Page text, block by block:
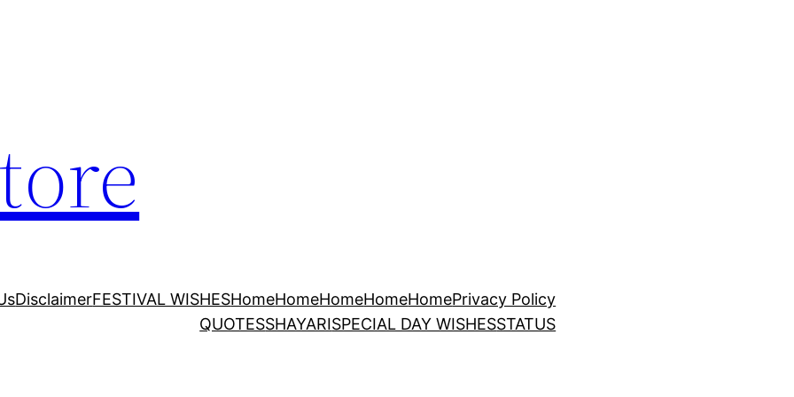
DisclaimerFESTIVAL WISHESHomeHomeHomeHomeHomePrivacy Policy
QUOTESSHAYARISPECIAL DAY WISHESSTATUS